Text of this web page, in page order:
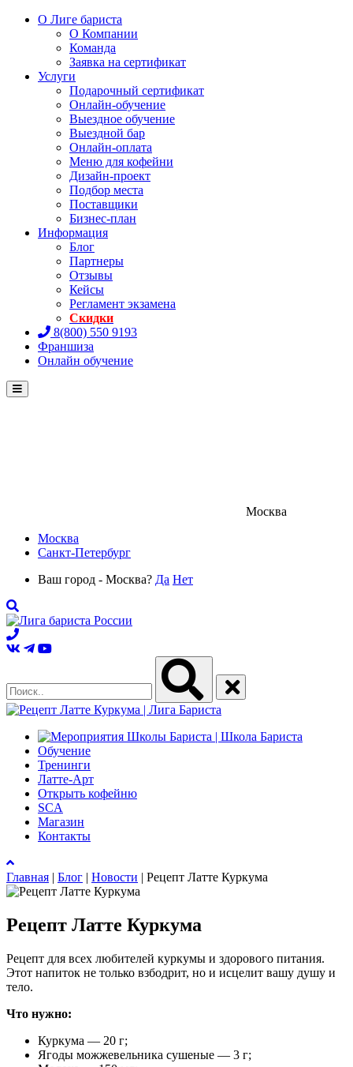
О Лиге бариста
О Компании
Команда
Заявка на сертификат
Услуги
Подарочный сертификат
Онлайн-обучение
Выездное обучение
Выездной бар
Онлайн-оплата
Меню для кофейни
Дизайн-проект
Подбор места
Поставщики
Бизнес-план
Информация
Блог
Партнеры
Отзывы
Кейсы
Регламент экзамена
Скидки
8(800) 550 9193
Франшиза
Онлайн обучение
Menu
Москва
Москва
Санкт-Петербург
Ваш город - Москва? Да Нет
Обучение
Тренинги
Латте-Арт
Открыть кофейню
SCA
Магазин
Контакты
Главная | Блог | Новости | Рецепт Латте Куркума
Рецепт Латте Куркума
Рецепт для всех любителей куркумы и здорового питания.
Этот напиток не только взбодрит, но и исцелит вашу душу и
тело.
Что нужно:
Куркума — 20 г;
Ягоды можжевельника сушеные — 3 г;